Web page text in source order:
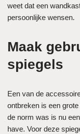
weet dat een
persoonlijke wensen.
Maak
spiegels
Een van de
ontbreken is een
de norm was is nu
have. Voor deze